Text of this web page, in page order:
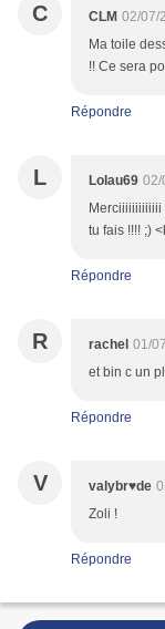
C CLM 02/07/
Ma toile
!! Ce sera
Répondre
L Lolau69 02/
Merciiiiiiiiiiiii
tu fais !!!! ;)
Répondre
R rachel 01/
et bin c un
Répondre
V valybr♥de
Zoli !
Répondre